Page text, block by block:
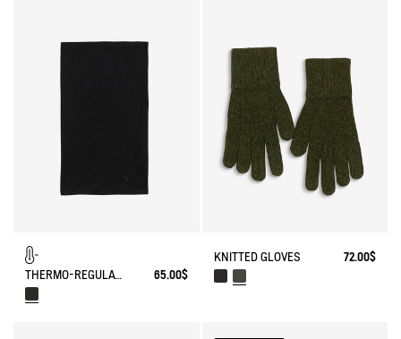
THERMO-REGULATING NECK WARMER 65.00$
KNITTED GLOVES 72.00$